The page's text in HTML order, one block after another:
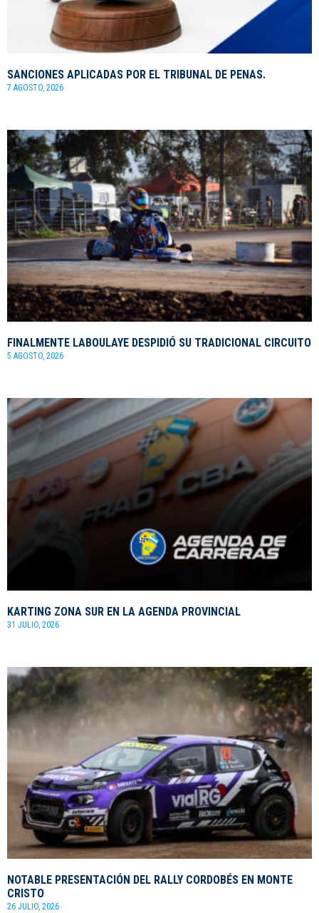
SANCIONES APLICADAS POR EL TRIBUNAL DE PENAS.
7 AGOSTO, 2026
FINALMENTE LABOULAYE DESPIDIÓ SU TRADICIONAL CIRCUITO
5 AGOSTO, 2026
KARTING ZONA SUR EN LA AGENDA PROVINCIAL
31 JULIO, 2026
NOTABLE PRESENTACIÓN DEL RALLY CORDOBÉS EN MONTE
CRISTO
26 JULIO, 2026